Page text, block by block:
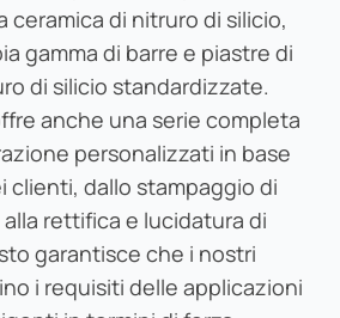
ceramica di nitruro di silicio,
gamma di barre e piastre di
di silicio standardizzate.
anche una serie completa
personalizzati in base
clienti, dallo stampaggio di
rettifica e lucidatura di
garantisce che i nostri
i requisiti delle applicazioni